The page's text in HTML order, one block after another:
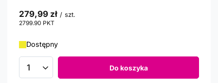
279,99 zł / szt.
2799.90 PKT
Dostępny
Ilość produktów Do koszyka